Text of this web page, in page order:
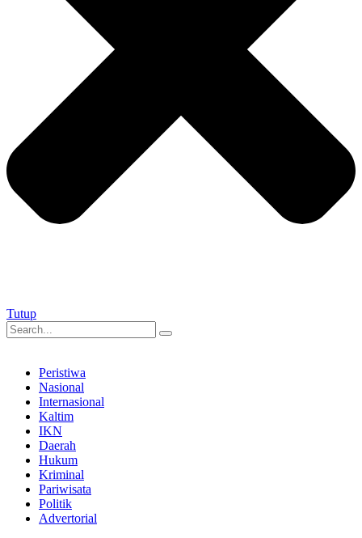
Tutup
Peristiwa
Nasional
Internasional
Kaltim
IKN
Daerah
Hukum
Kriminal
Pariwisata
Politik
Advertorial